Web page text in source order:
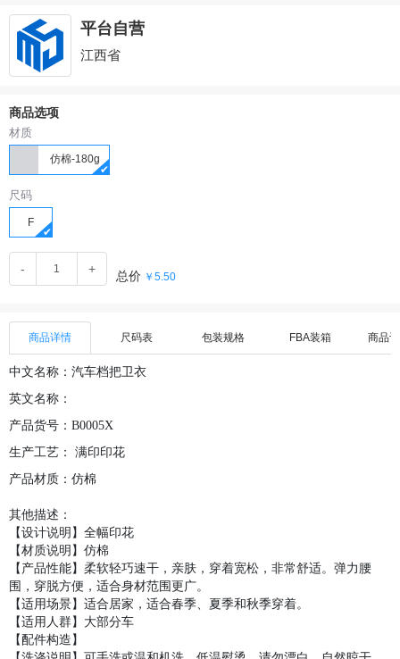
平台自营
江西省
商品选项
材质
仿棉-180g
尺码
F
- + 总价 ￥5.50
商品详情 尺码表 包装规格 FBA装箱 商品
中文名称：汽车档把卫衣
英文名称：
产品货号：B0005X
生产工艺：
满印印花
产品材质：仿棉
其他描述：
【设计说明】全幅印花
【材质说明】仿棉
【产品性能】柔软轻巧速干，亲肤，穿着宽松，非常舒适。弹力腰
围，穿脱方便，适合身材范围更广。
【适用场景】适合居家，适合春季、夏季和秋季穿着。
【适用人群】大部分车
【配件构造】